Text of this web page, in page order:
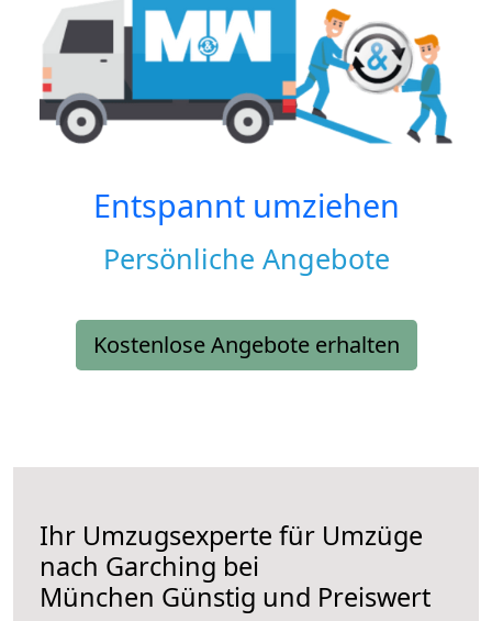
Entspannt umziehen
Persönliche Angebote
Kostenlose Angebote erhalten
Ihr Umzugsexperte für Umzüge
nach Garching bei
München Günstig und Preiswert